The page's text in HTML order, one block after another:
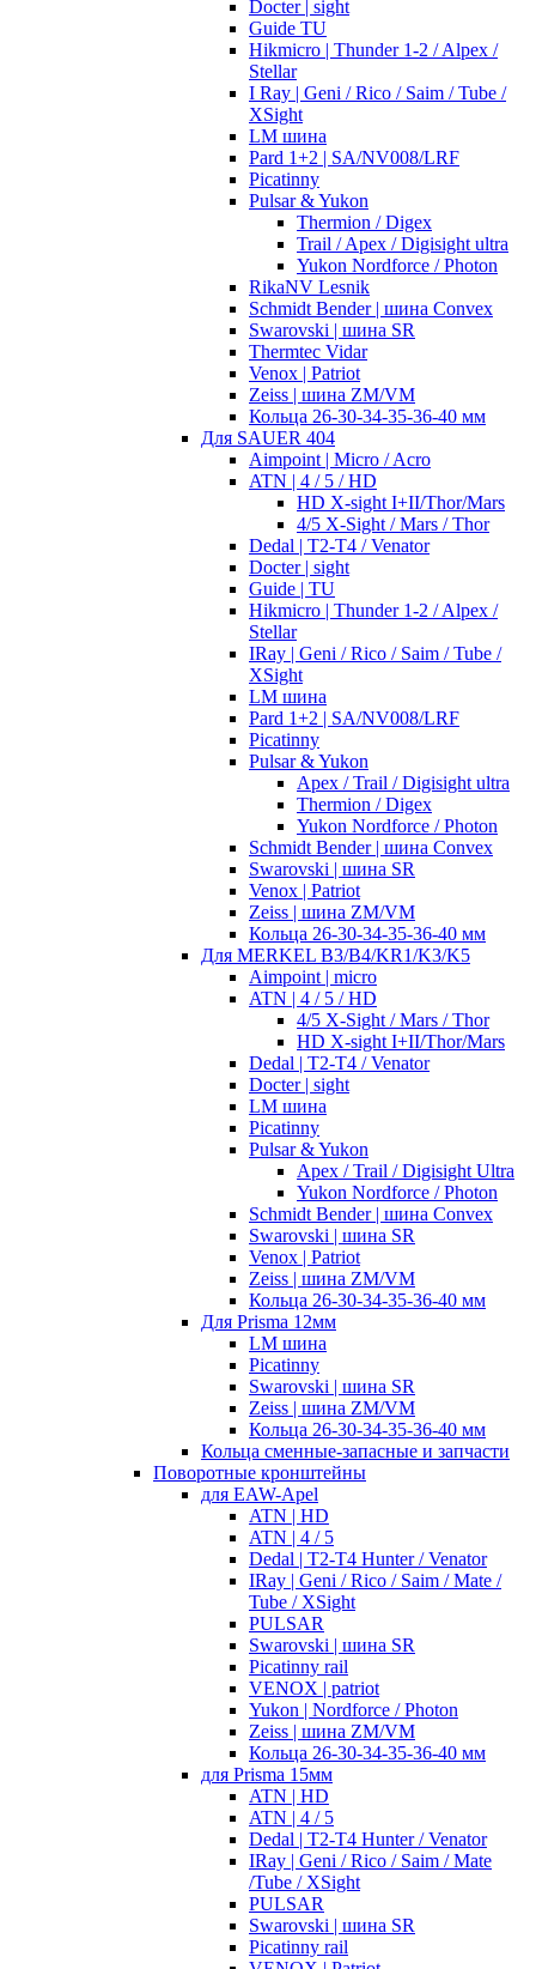
Docter | sight
Guide TU
Hikmicro | Thunder 1-2 / Alpex /
Stellar
I Ray | Geni / Rico / Saim / Tube /
XSight
LM шина
Pard 1+2 | SA/NV008/LRF
Picatinny
Pulsar & Yukon
Thermion / Digex
Trail / Apex / Digisight ultra
Yukon Nordforce / Photon
RikaNV Lesnik
Schmidt Bender | шина Convex
Swarovski | шина SR
Thermtec Vidar
Venox | Patriot
Zeiss | шина ZM/VM
Кольца 26-30-34-35-36-40 мм
Для SAUER 404
Aimpoint | Micro / Acro
ATN | 4 / 5 / HD
HD X-sight I+II/Thor/Mars
4/5 X-Sight / Mars / Thor
Dedal | T2-T4 / Venator
Docter | sight
Guide | TU
Hikmicro | Thunder 1-2 / Alpex /
Stellar
IRay | Geni / Rico / Saim / Tube /
XSight
LM шина
Pard 1+2 | SA/NV008/LRF
Picatinny
Pulsar & Yukon
Apex / Trail / Digisight ultra
Thermion / Digex
Yukon Nordforce / Photon
Schmidt Bender | шина Convex
Swarovski | шина SR
Venox | Patriot
Zeiss | шина ZM/VM
Кольца 26-30-34-35-36-40 мм
Для MERKEL B3/B4/KR1/K3/K5
Aimpoint | micro
ATN | 4 / 5 / HD
4/5 X-Sight / Mars / Thor
HD X-sight I+II/Thor/Mars
Dedal | T2-T4 / Venator
Docter | sight
LM шина
Picatinny
Pulsar & Yukon
Apex / Trail / Digisight Ultra
Yukon Nordforce / Photon
Schmidt Bender | шина Convex
Swarovski | шина SR
Venox | Patriot
Zeiss | шина ZM/VM
Кольца 26-30-34-35-36-40 мм
Для Prisma 12мм
LM шина
Picatinny
Swarovski | шина SR
Zeiss | шина ZM/VM
Кольца 26-30-34-35-36-40 мм
Кольца сменные-запасные и запчасти
Поворотные кронштейны
для EAW-Apel
ATN | HD
ATN | 4 / 5
Dedal | T2-T4 Hunter / Venator
IRay | Geni / Rico / Saim / Mate /
Tube / XSight
PULSAR
Swarovski | шина SR
Picatinny rail
VENOX | patriot
Yukon | Nordforce / Photon
Zeiss | шина ZM/VM
Кольца 26-30-34-35-36-40 мм
для Prisma 15мм
ATN | HD
ATN | 4 / 5
Dedal | T2-T4 Hunter / Venator
IRay | Geni / Rico / Saim / Mate
/Tube / XSight
PULSAR
Swarovski | шина SR
Picatinny rail